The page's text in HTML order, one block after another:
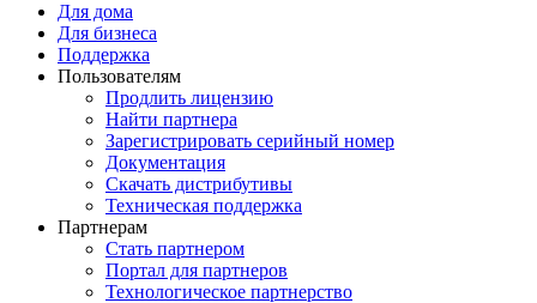
Для дома
Для бизнеса
Поддержка
Пользователям
Продлить лицензию
Найти партнера
Зарегистрировать серийный номер
Документация
Скачать дистрибутивы
Техническая поддержка
Партнерам
Стать партнером
Портал для партнеров
Технологическое партнерство